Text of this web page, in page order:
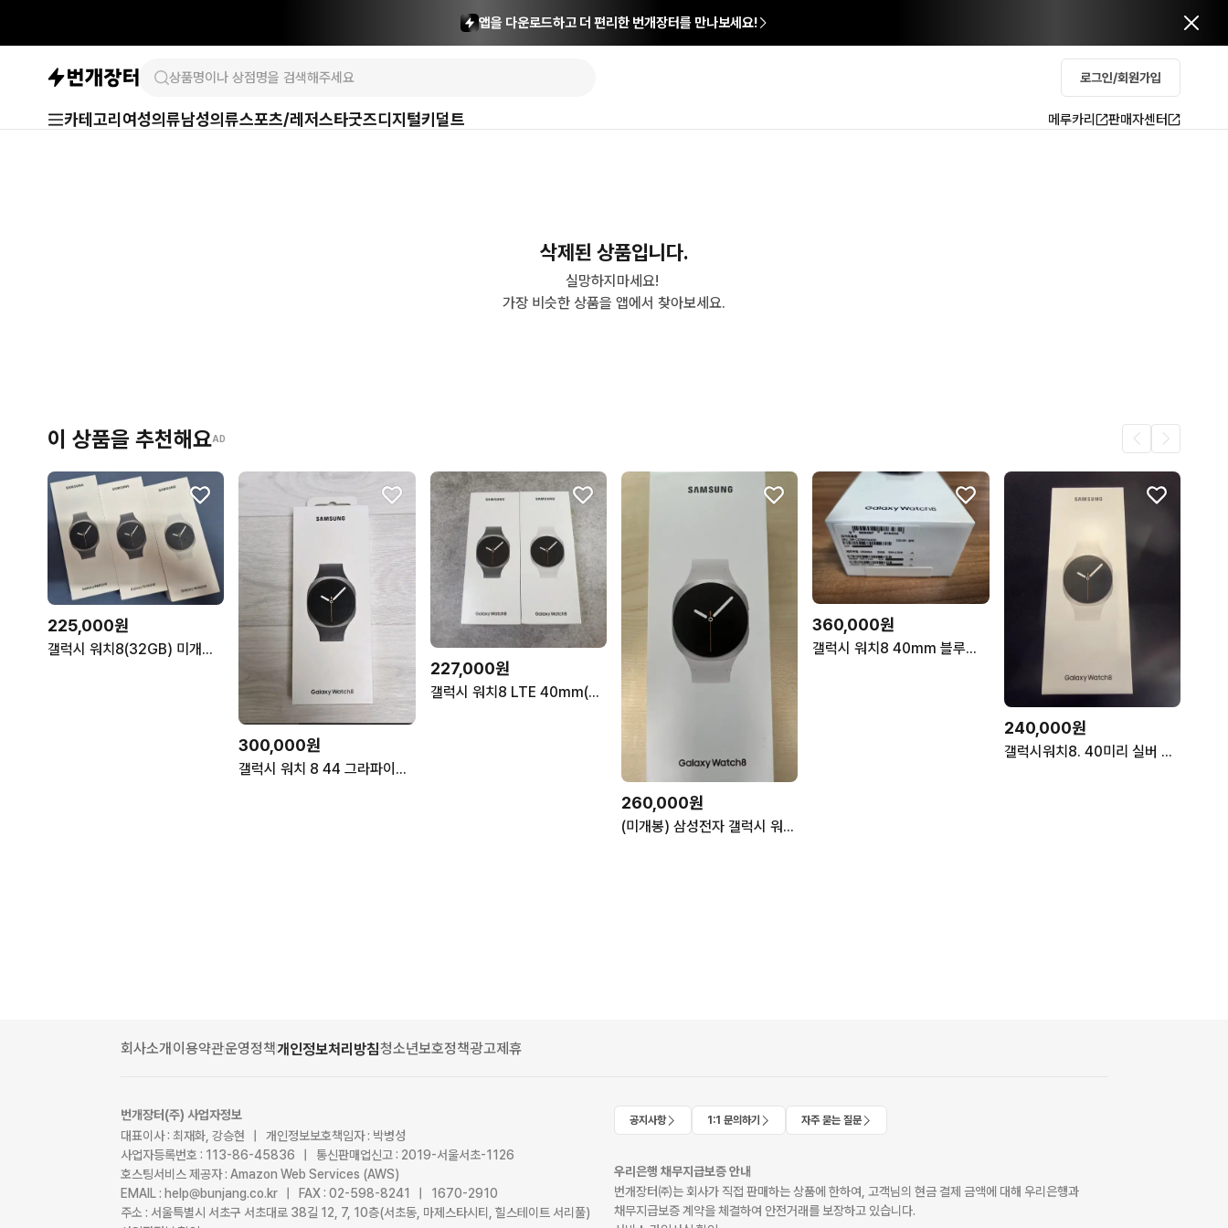
앱을 다운로드하고 더 편리한 번개장터를 만나보세요!
로그인/회원가입
카테고리 여성의류남성의류스포츠/레저스타굿즈디지털키덜트 메루카리 판매자센터
삭제된 상품입니다.
실망하지마세요!
가장 비슷한 상품을 앱에서 찾아보세요.
이 상품을 추천해요AD
225,000원
갤럭시 워치8(32GB) 미개봉_그라_실버
300,000원
갤럭시 워치 8 44 그라파이트 미개봉 판매
227,000원
갤럭시 워치8 LTE 40mm(L325) 실버/그라파이트 미개봉풀박스 판매
260,000원
(미개봉) 삼성전자 갤럭시 워치8 LTE 실버 40mm
360,000원
갤럭시 워치8 40mm 블루투스 실버 [미개봉,새상품]
240,000원
갤럭시워치8. 40미리 실버 미개봉 새상품 판매합니다
회사소개 이용약관운영정책개인정보처리방침청소년보호정책광고제휴
번개장터(주) 사업자정보
대표이사 : 최재화, 강승현 | 개인정보보호책임자 : 박병성
사업자등록번호 : 113-86-45836 | 통신판매업신고 : 2019-서울서초-1126
호스팅서비스 제공자 : Amazon Web Services (AWS)
EMAIL : help@bunjang.co.kr | FAX : 02-598-8241 | 1670-2910
주소 : 서울특별시 서초구 서초대로 38길 12, 7, 10층(서초동, 마제스타시티, 힐스테이트 서리풀)
공지사항 1:1 문의하기 자주 묻는 질문
우리은행 채무지급보증 안내
번개장터㈜는 회사가 직접 판매하는 상품에 한하여, 고객님의 현금 결제 금액에 대해 우리은행과
채무지급보증 계약을 체결하여 안전거래를 보장하고 있습니다.